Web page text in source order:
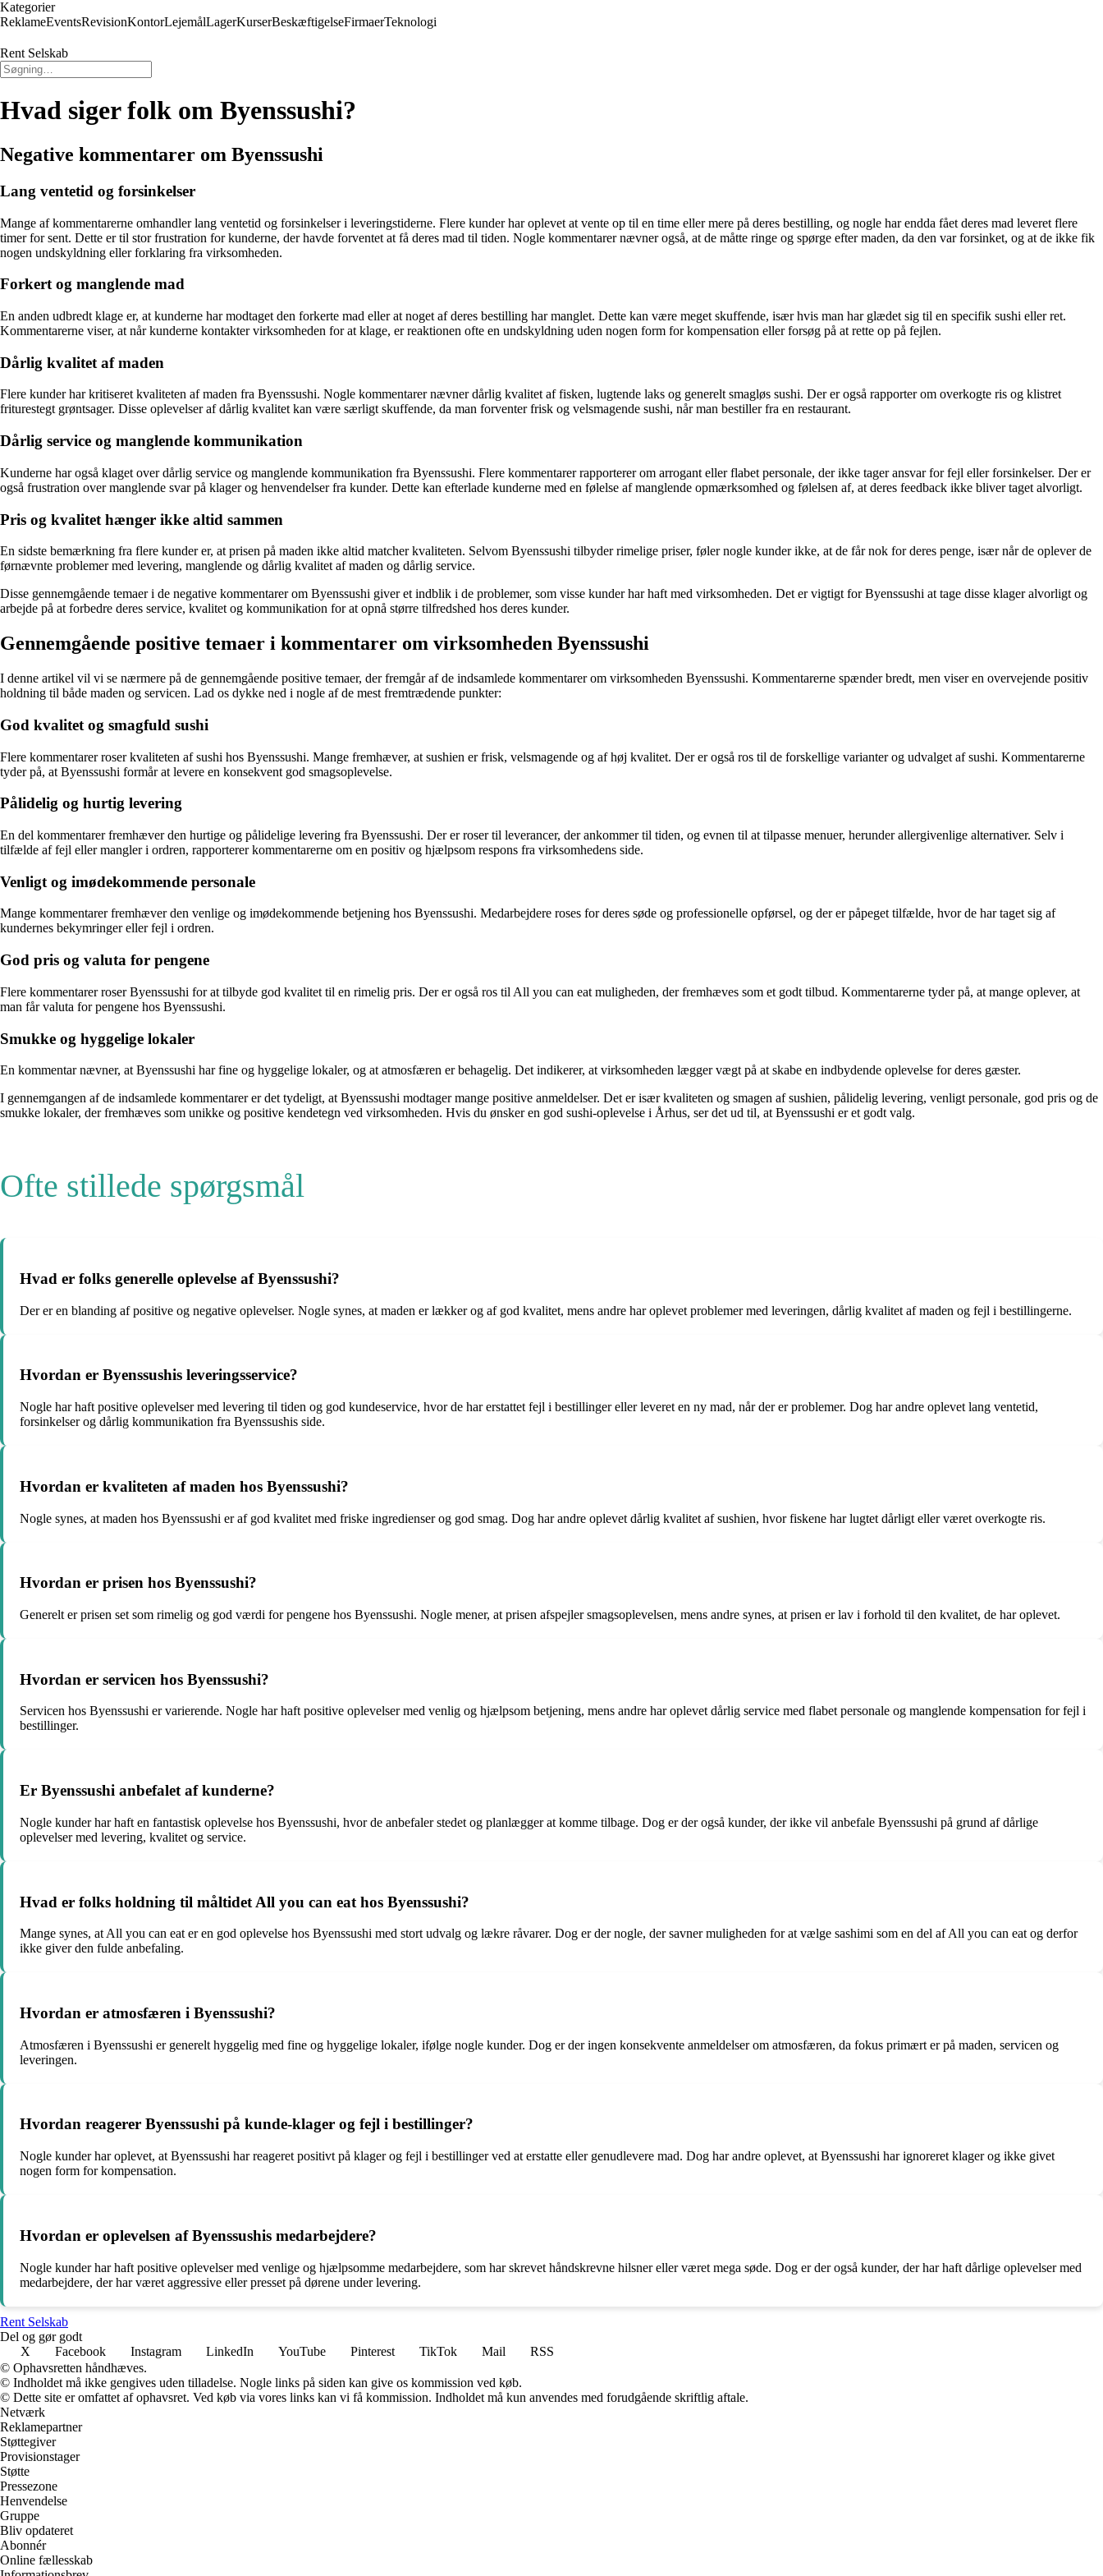
Kategorier
ReklameEventsRevisionKontorLejemålLagerKurserBeskæftigelseFirmaerTeknologi
Rent Selskab
Hvad siger folk om Byenssushi?
Negative kommentarer om Byenssushi
Lang ventetid og forsinkelser
Mange af kommentarerne omhandler lang ventetid og forsinkelser i leveringstiderne. Flere kunder har oplevet at vente op til en time eller mere på deres bestilling, og nogle har endda fået deres mad leveret flere
timer for sent. Dette er til stor frustration for kunderne, der havde forventet at få deres mad til tiden. Nogle kommentarer nævner også, at de måtte ringe og spørge efter maden, da den var forsinket, og at de ikke fik
nogen undskyldning eller forklaring fra virksomheden.
Forkert og manglende mad
En anden udbredt klage er, at kunderne har modtaget den forkerte mad eller at noget af deres bestilling har manglet. Dette kan være meget skuffende, især hvis man har glædet sig til en specifik sushi eller ret.
Kommentarerne viser, at når kunderne kontakter virksomheden for at klage, er reaktionen ofte en undskyldning uden nogen form for kompensation eller forsøg på at rette op på fejlen.
Dårlig kvalitet af maden
Flere kunder har kritiseret kvaliteten af maden fra Byenssushi. Nogle kommentarer nævner dårlig kvalitet af fisken, lugtende laks og generelt smagløs sushi. Der er også rapporter om overkogte ris og klistret
friturestegt grøntsager. Disse oplevelser af dårlig kvalitet kan være særligt skuffende, da man forventer frisk og velsmagende sushi, når man bestiller fra en restaurant.
Dårlig service og manglende kommunikation
Kunderne har også klaget over dårlig service og manglende kommunikation fra Byenssushi. Flere kommentarer rapporterer om arrogant eller flabet personale, der ikke tager ansvar for fejl eller forsinkelser. Der er
også frustration over manglende svar på klager og henvendelser fra kunder. Dette kan efterlade kunderne med en følelse af manglende opmærksomhed og følelsen af, at deres feedback ikke bliver taget alvorligt.
Pris og kvalitet hænger ikke altid sammen
En sidste bemærkning fra flere kunder er, at prisen på maden ikke altid matcher kvaliteten. Selvom Byenssushi tilbyder rimelige priser, føler nogle kunder ikke, at de får nok for deres penge, især når de oplever de
førnævnte problemer med levering, manglende og dårlig kvalitet af maden og dårlig service.
Disse gennemgående temaer i de negative kommentarer om Byenssushi giver et indblik i de problemer, som visse kunder har haft med virksomheden. Det er vigtigt for Byenssushi at tage disse klager alvorligt og
arbejde på at forbedre deres service, kvalitet og kommunikation for at opnå større tilfredshed hos deres kunder.
Gennemgående positive temaer i kommentarer om virksomheden Byenssushi
I denne artikel vil vi se nærmere på de gennemgående positive temaer, der fremgår af de indsamlede kommentarer om virksomheden Byenssushi. Kommentarerne spænder bredt, men viser en overvejende positiv
holdning til både maden og servicen. Lad os dykke ned i nogle af de mest fremtrædende punkter:
God kvalitet og smagfuld sushi
Flere kommentarer roser kvaliteten af sushi hos Byenssushi. Mange fremhæver, at sushien er frisk, velsmagende og af høj kvalitet. Der er også ros til de forskellige varianter og udvalget af sushi. Kommentarerne
tyder på, at Byenssushi formår at levere en konsekvent god smagsoplevelse.
Pålidelig og hurtig levering
En del kommentarer fremhæver den hurtige og pålidelige levering fra Byenssushi. Der er roser til leverancer, der ankommer til tiden, og evnen til at tilpasse menuer, herunder allergivenlige alternativer. Selv i
tilfælde af fejl eller mangler i ordren, rapporterer kommentarerne om en positiv og hjælpsom respons fra virksomhedens side.
Venligt og imødekommende personale
Mange kommentarer fremhæver den venlige og imødekommende betjening hos Byenssushi. Medarbejdere roses for deres søde og professionelle opførsel, og der er påpeget tilfælde, hvor de har taget sig af
kundernes bekymringer eller fejl i ordren.
God pris og valuta for pengene
Flere kommentarer roser Byenssushi for at tilbyde god kvalitet til en rimelig pris. Der er også ros til All you can eat muligheden, der fremhæves som et godt tilbud. Kommentarerne tyder på, at mange oplever, at
man får valuta for pengene hos Byenssushi.
Smukke og hyggelige lokaler
En kommentar nævner, at Byenssushi har fine og hyggelige lokaler, og at atmosfæren er behagelig. Det indikerer, at virksomheden lægger vægt på at skabe en indbydende oplevelse for deres gæster.
I gennemgangen af de indsamlede kommentarer er det tydeligt, at Byenssushi modtager mange positive anmeldelser. Det er især kvaliteten og smagen af sushien, pålidelig levering, venligt personale, god pris og de
smukke lokaler, der fremhæves som unikke og positive kendetegn ved virksomheden. Hvis du ønsker en god sushi-oplevelse i Århus, ser det ud til, at Byenssushi er et godt valg.
Ofte stillede spørgsmål
Hvad er folks generelle oplevelse af Byenssushi?
Der er en blanding af positive og negative oplevelser. Nogle synes, at maden er lækker og af god kvalitet, mens andre har oplevet problemer med leveringen, dårlig kvalitet af maden og fejl i bestillingerne.
Hvordan er Byenssushis leveringsservice?
Nogle har haft positive oplevelser med levering til tiden og god kundeservice, hvor de har erstattet fejl i bestillinger eller leveret en ny mad, når der er problemer. Dog har andre oplevet lang ventetid,
forsinkelser og dårlig kommunikation fra Byenssushis side.
Hvordan er kvaliteten af maden hos Byenssushi?
Nogle synes, at maden hos Byenssushi er af god kvalitet med friske ingredienser og god smag. Dog har andre oplevet dårlig kvalitet af sushien, hvor fiskene har lugtet dårligt eller været overkogte ris.
Hvordan er prisen hos Byenssushi?
Generelt er prisen set som rimelig og god værdi for pengene hos Byenssushi. Nogle mener, at prisen afspejler smagsoplevelsen, mens andre synes, at prisen er lav i forhold til den kvalitet, de har oplevet.
Hvordan er servicen hos Byenssushi?
Servicen hos Byenssushi er varierende. Nogle har haft positive oplevelser med venlig og hjælpsom betjening, mens andre har oplevet dårlig service med flabet personale og manglende kompensation for fejl i
bestillinger.
Er Byenssushi anbefalet af kunderne?
Nogle kunder har haft en fantastisk oplevelse hos Byenssushi, hvor de anbefaler stedet og planlægger at komme tilbage. Dog er der også kunder, der ikke vil anbefale Byenssushi på grund af dårlige
oplevelser med levering, kvalitet og service.
Hvad er folks holdning til måltidet All you can eat hos Byenssushi?
Mange synes, at All you can eat er en god oplevelse hos Byenssushi med stort udvalg og lækre råvarer. Dog er der nogle, der savner muligheden for at vælge sashimi som en del af All you can eat og derfor
ikke giver den fulde anbefaling.
Hvordan er atmosfæren i Byenssushi?
Atmosfæren i Byenssushi er generelt hyggelig med fine og hyggelige lokaler, ifølge nogle kunder. Dog er der ingen konsekvente anmeldelser om atmosfæren, da fokus primært er på maden, servicen og
leveringen.
Hvordan reagerer Byenssushi på kunde-klager og fejl i bestillinger?
Nogle kunder har oplevet, at Byenssushi har reageret positivt på klager og fejl i bestillinger ved at erstatte eller genudlevere mad. Dog har andre oplevet, at Byenssushi har ignoreret klager og ikke givet
nogen form for kompensation.
Hvordan er oplevelsen af Byenssushis medarbejdere?
Nogle kunder har haft positive oplevelser med venlige og hjælpsomme medarbejdere, som har skrevet håndskrevne hilsner eller været mega søde. Dog er der også kunder, der har haft dårlige oplevelser med
medarbejdere, der har været aggressive eller presset på dørene under levering.
Rent Selskab
Del og gør godt
X
Facebook Instagram LinkedIn YouTube Pinterest TikTok Mail
RSS
© Ophavsretten håndhæves.
© Indholdet må ikke gengives uden tilladelse. Nogle links på siden kan give os kommission ved køb.
© Dette site er omfattet af ophavsret. Ved køb via vores links kan vi få kommission. Indholdet må kun anvendes med forudgående skriftlig aftale.
Netværk
Reklamepartner
Støttegiver
Provisionstager
Støtte
Pressezone
Henvendelse
Gruppe
Bliv opdateret
Abonnér
Online fællesskab